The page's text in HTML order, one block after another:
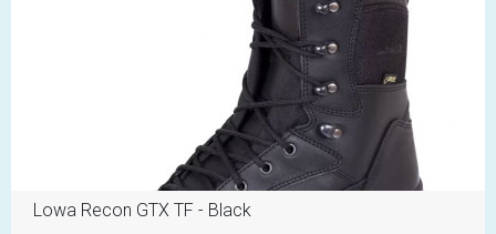
Lowa Recon GTX TF - Black